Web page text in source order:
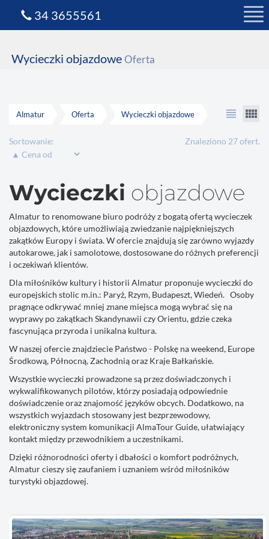
Wycieczki objazdowe Oferta
Almatur Oferta Wycieczki objazdowe view_headline view_comfy
Sortowanie: Znaleziono 27 ofert.
Wycieczki objazdowe
Almatur to renomowane biuro podróży z bogatą ofertą wycieczek
objazdowych, które umożliwiają zwiedzanie najpiękniejszych
zakątków Europy i świata. W ofercie znajdują się zarówno wyjazdy
autokarowe, jak i samolotowe, dostosowane do różnych preferencji
i oczekiwań klientów.
Dla miłośników kultury i historii Almatur proponuje wycieczki do
europejskich stolic m.in.: Paryż, Rzym, Budapeszt, Wiedeń. Osoby
pragnące odkrywać mniej znane miejsca mogą wybrać się na
wyprawy po zakątkach Skandynawii czy Orientu, gdzie czeka
fascynująca przyroda i unikalna kultura.
W naszej ofercie znajdziecie Państwo - Polskę na weekend, Europe
Środkową, Północną, Zachodnią oraz Kraje Bałkańskie.
Wszystkie wycieczki prowadzone są przez doświadczonych i
wykwalifikowanych pilotów, którzy posiadają odpowiednie
doświadczenie oraz znajomość języków obcych. Dodatkowo, na
wszystkich wyjazdach stosowany jest bezprzewodowy,
elektroniczny system komunikacji AlmaTour Guide, ułatwiający
kontakt między przewodnikiem a uczestnikami.
Dzięki różnorodności oferty i dbałości o komfort podróżnych,
Almatur cieszy się zaufaniem i uznaniem wśród miłośników
turystyki objazdowej.
34 3655561